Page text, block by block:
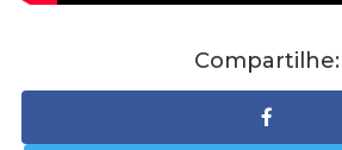
Compartilhe: